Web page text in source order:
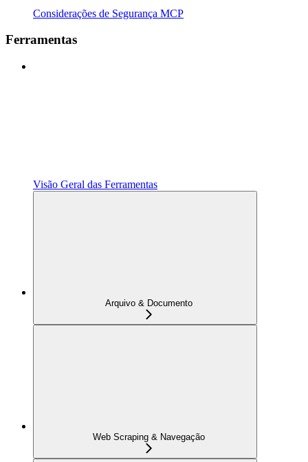
Considerações de Segurança MCP
Ferramentas
Visão Geral das Ferramentas
Arquivo & Documento
Web Scraping & Navegação